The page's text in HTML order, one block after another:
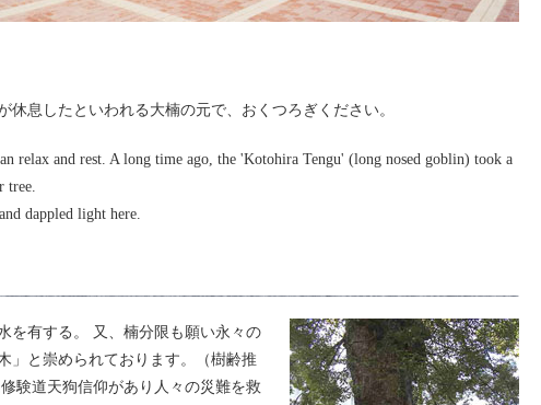
休息したといわれる大楠の元で、おくつろぎください。
relax and rest. A long time ago, the 'Kotohira Tengu' (long nosed goblin) took a
tree.
dappled light here.
を有する。 又、楠分限も願い永々の
」と崇められております。（樹齢推
験道天狗信仰があり人々の災難を救